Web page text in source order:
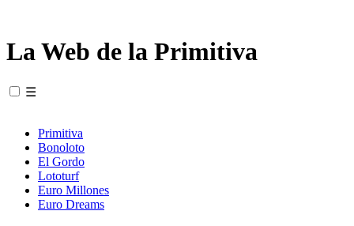
La Web de la Primitiva
☰
Primitiva
Bonoloto
El Gordo
Lototurf
Euro Millones
Euro Dreams